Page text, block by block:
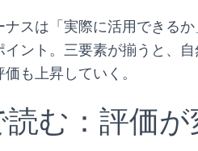
ナスは「実際に活用できる
イント。三要素が揃うと、
価も上昇していく。
読む：評価